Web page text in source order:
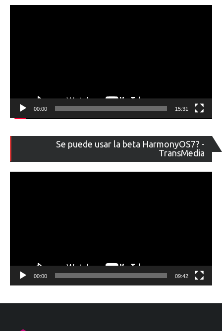
00:00 15:31
Se puede usar la beta HarmonyOS7? -
TransMedia
de
00:00 09:42